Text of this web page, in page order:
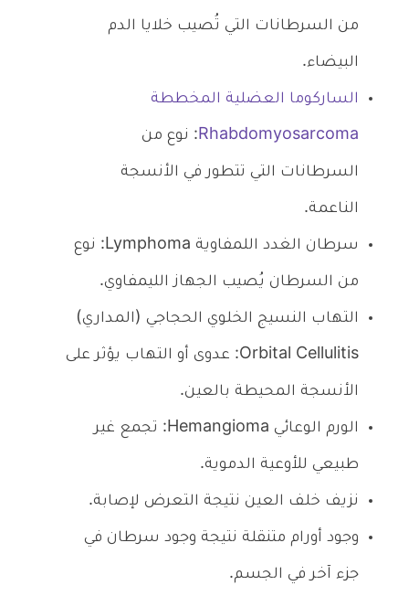
من السرطانات التي تُصيب خلايا الدم
البيضاء.
الساركوما العضلية المخططة
Rhabdomyosarcoma: نوع من
السرطانات التي تتطور في الأنسجة
الناعمة.
سرطان الغدد اللمفاوية Lymphoma: نوع
من السرطان يُصيب الجهاز الليمفاوي.
التهاب النسيج الخلوي الحجاجي (المداري)
Orbital Cellulitis: عدوى أو التهاب يؤثر على
الأنسجة المحيطة بالعين.
الورم الوعائي Hemangioma: تجمع غير
طبيعي للأوعية الدموية.
نزيف خلف العين نتيجة التعرض لإصابة.
وجود أورام متنقلة نتيجة وجود سرطان في
جزء آخر في الجسم.